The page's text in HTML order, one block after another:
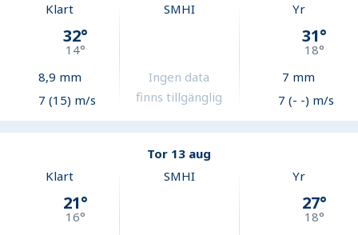
Klart
32°
14°
8,9 mm
7 (15) m/s
SMHI
Ingen data
finns tillgänglig
Yr
31°
18°
7 mm
7 (- -) m/s
Tor 13 aug
Klart
21°
16°
SMHI Yr
27°
18°